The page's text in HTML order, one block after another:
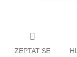
ZEPTAT SE